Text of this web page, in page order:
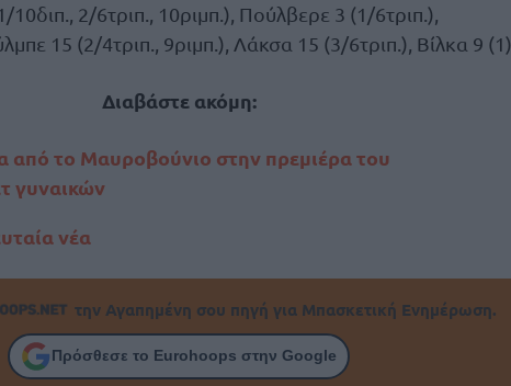
10διπ., 2/6τριπ., 10ριμπ.), Πούλβερε 3 (1/6τριπ.),
15 (2/4τριπ., 9ριμπ.), Λάκσα 15 (3/6τριπ.), Βίλκα 9 (1).
Διαβάστε ακόμη:
από το Μαυροβούνιο στην πρεμιέρα του
γυναικών
νέα
την Αγαπημένη σου πηγή για Μπασκετική Ενημέρωση.
Πρόσθεσε το Eurohoops στην Google